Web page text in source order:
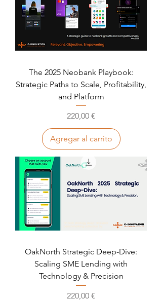
The 2025 Neobank Playbook:
Strategic Paths to Scale, Profitability,
and Platform
Precio
220,00 €
Agregar al carrito
OakNorth Strategic Deep-Dive:
Scaling SME Lending with
Technology & Precision
Precio
220,00 €